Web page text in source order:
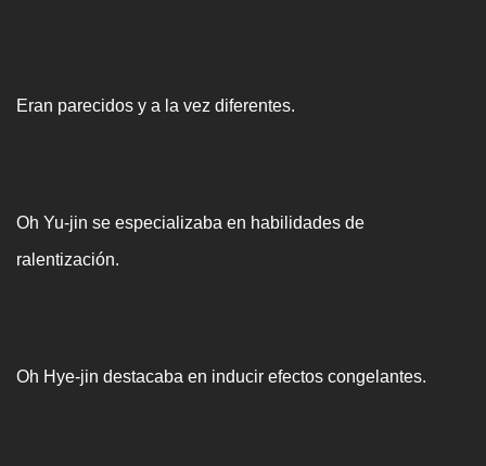
Eran parecidos y a la vez diferentes.
Oh Yu-jin se especializaba en habilidades de
ralentización.
Oh Hye-jin destacaba en inducir efectos congelantes.